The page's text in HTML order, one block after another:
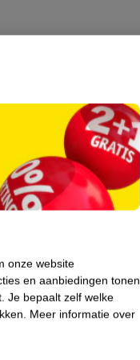
onze website
en aanbiedingen tonen
Je bepaalt zelf welke
Meer informatie over